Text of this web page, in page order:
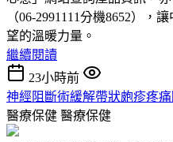
（06-2991111分機8652），
望的溫暖力量。
繼續閱讀
23小時前
神經阻斷術緩解帶狀皰疹疼
醫療保健 醫療保健